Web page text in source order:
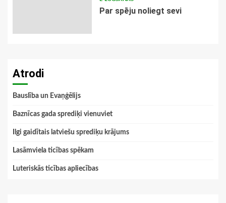
Par spēju noliegt sevi
Atrodi
Bauslība un Evaņģēlijs
Baznīcas gada sprediķi vienuviet
Ilgi gaidītais latviešu sprediķu krājums
Lasāmviela ticības spēkam
Luteriskās ticības apliecības